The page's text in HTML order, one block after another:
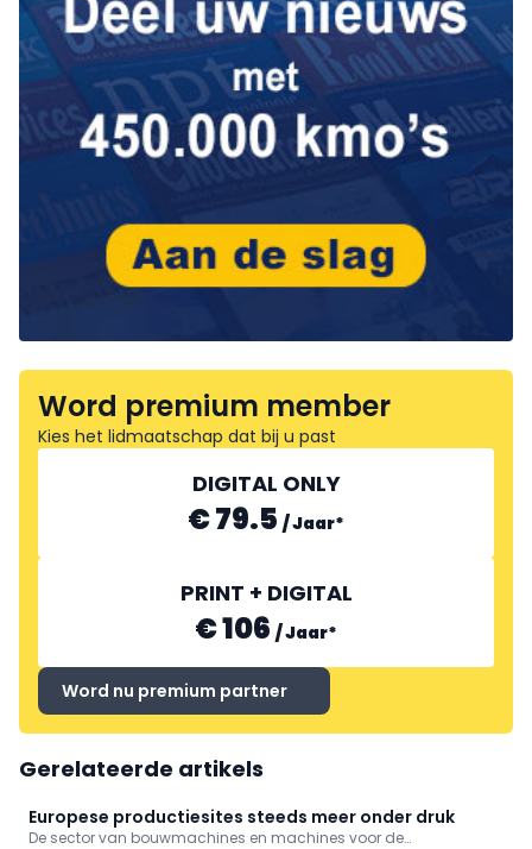
Word premium member
Kies het lidmaatschap dat bij u past
DIGITAL ONLY
€ 79.5 /Jaar*
PRINT + DIGITAL
€ 106 /Jaar*
Word nu premium partner
Gerelateerde artikels
Europese productiesites steeds meer onder druk
De sector van bouwmachines en machines voor de